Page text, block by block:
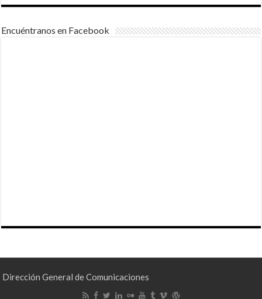
Encuéntranos en Facebook
Dirección General de Comunicaciones